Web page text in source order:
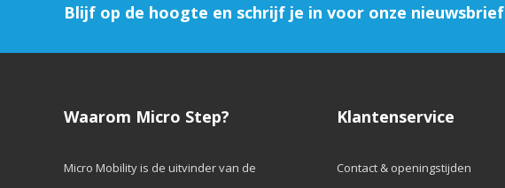
Blijf op de hoogte en schrijf je in voor onze nieuwsbrief
Waarom Micro Step?
Micro Mobility is de uitvinder van de
Klantenservice
Contact & openingstijden